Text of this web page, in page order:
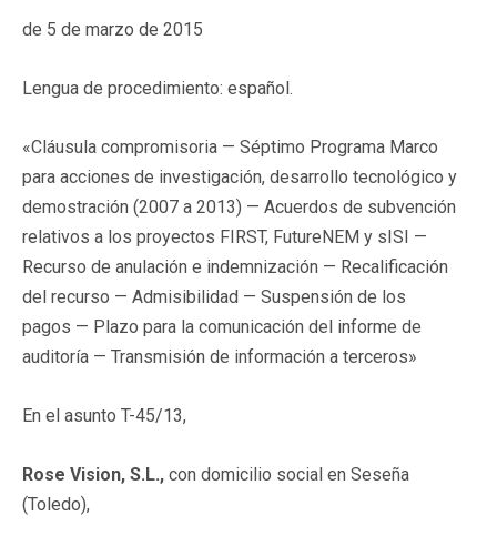
de 5 de marzo de 2015
Lengua de procedimiento: español.
«Cláusula compromisoria — Séptimo Programa Marco
para acciones de investigación, desarrollo tecnológico y
demostración (2007 a 2013) — Acuerdos de subvención
relativos a los proyectos FIRST, FutureNEM y sISI —
Recurso de anulación e indemnización — Recalificación
del recurso — Admisibilidad — Suspensión de los
pagos — Plazo para la comunicación del informe de
auditoría — Transmisión de información a terceros»
En el asunto T-45/13,
Rose Vision, S.L., con domicilio social en Seseña
(Toledo),